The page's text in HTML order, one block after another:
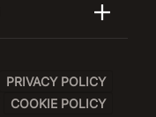
PRIVACY POLICY
COOKIE POLICY